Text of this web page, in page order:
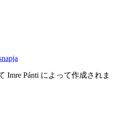
Imre Pánti によって作成されま